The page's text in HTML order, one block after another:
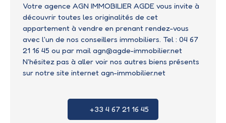
Votre agence AGN IMMOBILIER AGDE vous invite à
découvrir toutes les originalités de cet
appartement à vendre en prenant rendez-vous
avec l'un de nos conseillers immobiliers. Tel : 04 67
21 16 45 ou par mail agn@agde-immobilier.net
N'hésitez pas à aller voir nos autres biens présents
sur notre site internet agn-immobilier.net
+33 4 67 21 16 45